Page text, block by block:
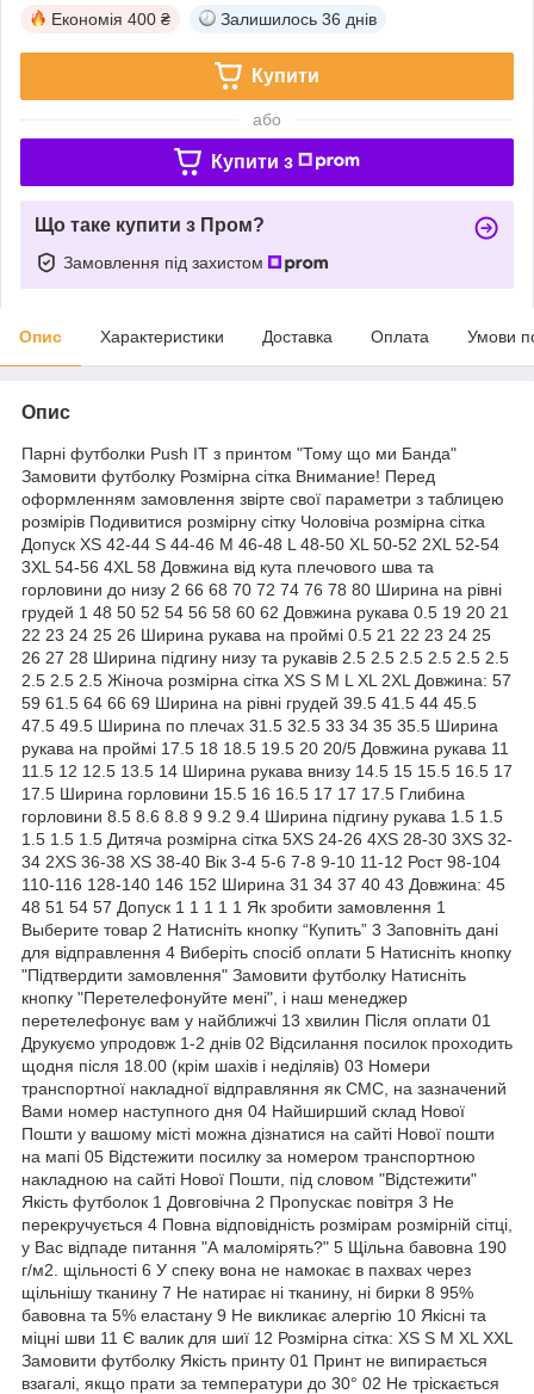
Економія 400 ₴ Залишилось 36 днів
Купити
або
Купити з
Що таке купити з Пром?
Замовлення під захистом
Опис Характеристики Доставка Оплата Умови
Опис
Парні футболки Push IT з принтом "Тому що ми Банда"
Замовити футболку Розмірна сітка Внимание! Перед
оформленням замовлення звірте свої параметри з таблицею
розмірів Подивитися розмірну сітку Чоловіча розмірна сітка
Допуск XS 42-44 S 44-46 M 46-48 L 48-50 XL 50-52 2XL 52-54
3XL 54-56 4XL 58 Довжина від кута плечового шва та
горловини до низу 2 66 68 70 72 74 76 78 80 Ширина на рівні
грудей 1 48 50 52 54 56 58 60 62 Довжина рукава 0.5 19 20 21
22 23 24 25 26 Ширина рукава на проймі 0.5 21 22 23 24 25
26 27 28 Ширина підгину низу та рукавів 2.5 2.5 2.5 2.5 2.5 2.5
2.5 2.5 2.5 Жіноча розмірна сітка XS S M L XL 2XL Довжина: 57
59 61.5 64 66 69 Ширина на рівні грудей 39.5 41.5 44 45.5
47.5 49.5 Ширина по плечах 31.5 32.5 33 34 35 35.5 Ширина
рукава на проймі 17.5 18 18.5 19.5 20 20/5 Довжина рукава 11
11.5 12 12.5 13.5 14 Ширина рукава внизу 14.5 15 15.5 16.5 17
17.5 Ширина горловини 15.5 16 16.5 17 17 17.5 Глибина
горловини 8.5 8.6 8.8 9 9.2 9.4 Ширина підгину рукава 1.5 1.5
1.5 1.5 1.5 Дитяча розмірна сітка 5XS 24-26 4XS 28-30 3XS 32-
34 2XS 36-38 XS 38-40 Вік 3-4 5-6 7-8 9-10 11-12 Рост 98-104
110-116 128-140 146 152 Ширина 31 34 37 40 43 Довжина: 45
48 51 54 57 Допуск 1 1 1 1 1 Як зробити замовлення 1
Выберите товар 2 Натисніть кнопку “Купить” 3 Заповніть дані
для відправлення 4 Виберіть спосіб оплати 5 Натисніть кнопку
"Підтвердити замовлення" Замовити футболку Натисніть
кнопку "Перетелефонуйте мені", і наш менеджер
перетелефонує вам у найближчі 13 хвилин Після оплати 01
Друкуємо упродовж 1-2 днів 02 Відсилання посилок проходить
щодня після 18.00 (крім шахів і неділяів) 03 Номери
транспортної накладної відправляння як СМС, на зазначений
Вами номер наступного дня 04 Найширший склад Нової
Пошти у вашому місті можна дізнатися на сайті Нової пошти
на мапі 05 Відстежити посилку за номером транспортною
накладною на сайті Нової Пошти, під словом "Відстежити"
Якість футболок 1 Довговічна 2 Пропускає повітря 3 Не
перекручується 4 Повна відповідність розмірам розмірній сітці,
у Вас відпаде питання "А маломірять?" 5 Щільна бавовна 190
г/м2. щільності 6 У спеку вона не намокає в пахвах через
щільнішу тканину 7 Не натирає ні тканину, ні бирки 8 95%
бавовна та 5% еластану 9 Не викликає алергію 10 Якісні та
міцні шви 11 Є валик для шиї 12 Розмірна сітка: XS S M XL XXL
Замовити футболку Якість принту 01 Принт не випирається
взагалі, якщо прати за температури до 30° 02 Не тріскається